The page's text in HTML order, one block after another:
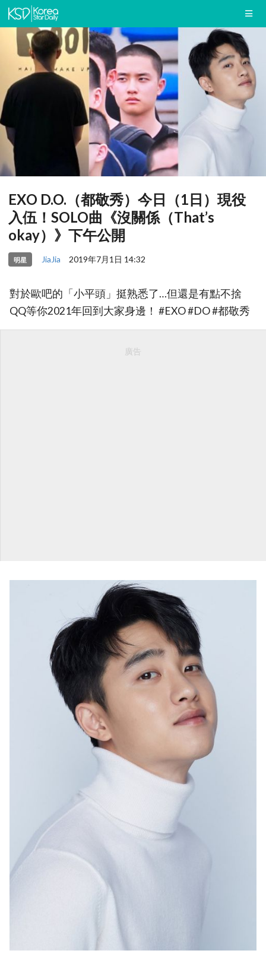
EXO D.O.（都敬秀）今日（1日）現役
入伍！SOLO曲《沒關係（That’s
okay）》下午公開
明星 JiaJia 2019年7月1日 14:32
對於歐吧的「小平頭」挺熟悉了…但還是有點不捨
QQ等你2021年回到大家身邊！ #EXO #DO #都敬秀
廣告